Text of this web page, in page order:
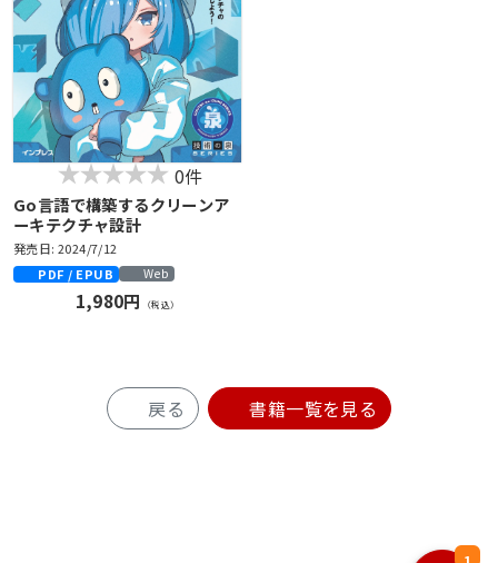
0件
Go言語で構築するクリーンア
ーキテクチャ設計
発売日: 2024/7/12
PDF / EPUB
Web
1,980円 （税込）
戻る 書籍一覧を見る